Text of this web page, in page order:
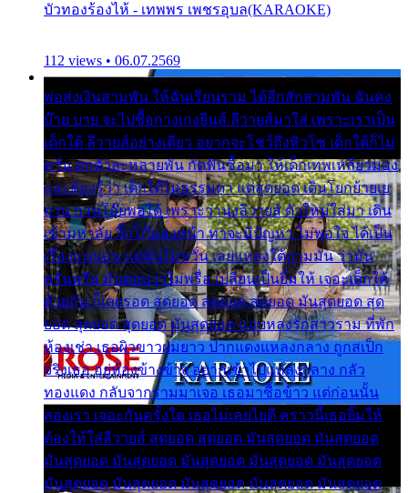
บัวทองร้องไห้ - เทพพร เพชรอุบล(KARAOKE)
112 views • 06.07.2569
พ่อส่งเงินสามพัน ให้ฉันเรียนราม ได้อีกสักสามพัน ฉันคง
บ๊าย บาย จะไปซื้อกางเกงยีนส์ ลีวายส์มาใส่ เพราะเราเป็น
เด็กใต้ ลีวายส์อย่างเดียว อยากจะโชว์ถึงหิวโซ เด็กใต้ก็ไม่
หวั่น ตกตัวละหลายพัน กัดฟันซื้อมา ให้เด็กเทพเหลียวมอง
และต้องรู้ว่า เด็กใต้ไม่ธรรมดา แต่สุดยอด เดินโยกย้ายเย
ยวน กวนโอ๊ยพอได้ เพราะว่านุ่งลีวายส์ ตัวใหม่ใส่มา เดิน
เข้ามหาลัย จิ๊กโก๊มองหน้า ท่าจะมีปัญหา ไม่พอใจ ได้เป็น
เรื่องแน่นอน แต่ฉันไม่หวั่น เลยแหลงใต้ถามมัน ว่ามัน
พรั่นพรือ มันตอบว่าไม่พรื่อ เปลี่ยนเป็นยิ้มให้ เจอะเด็กใต้
ด้วยกัน ก็เลยรอด สุดยอด สุดยอด สุดยอด มันสุดยอด สุด
ยอด สุดยอด สุดยอด มันสุดยอด แอบหลงรักสาวราม ที่พัก
ห้องเช่า เธอผิวขาวผมยาว ปากแดงแหลงกลาง ถูกสเป็ก
จริงเธอ อยู่ห้องข้างข้าง อยากเข้าไปแหลงกลาง กลัว
ทองแดง กลับจากรามมาเจอ เธอมาซื้อข้าว แต่ก่อนนั้น
สองเรา เจอะกันครั้งใด เธอไม่เคยไยดี คราวนี้เธอยิ้มให้
ต้องให้ใส่ลีวายส์ สุดยอด สุดยอด มันสุดยอด มันสุดยอด
มันสุดยอด มันสุดยอด มันสุดยอด มันสุดยอด มันสุดยอด
มันสุดยอด มันสุดยอด มันสุดยอด มันสุดยอด มันสุดยอด